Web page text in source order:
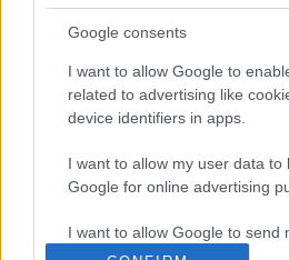
Google consents
I want to allow Google to
related to advertising like
device identifiers in apps.
I want to allow my user data to
Google for online advertising
I want to allow Google to send
personalized advertising.
matchs diffusés à la
l'équipeSan Antonio Spurs
USA a été fondée il y a 59
Il n'y a pas de diffusions
San Antonio Spurs
pour le moment. Nous
jour dès que ce sera le cas.